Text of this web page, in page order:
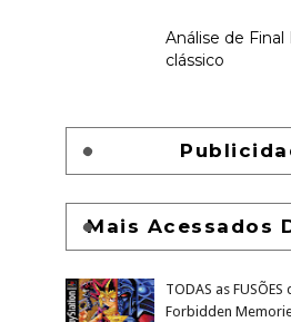
Análise de Final
clássico
Mais Acessados
TODAS as FUSÕES
Forbidden